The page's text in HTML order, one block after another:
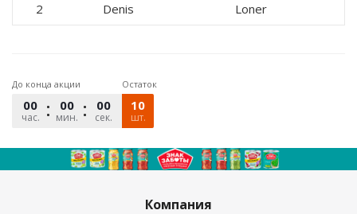
2 Denis Loner
До конца акции
00
час.
00
мин.
00
сек.
Остаток
10
шт.
Компания